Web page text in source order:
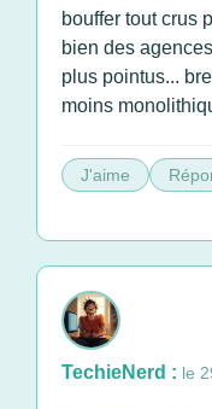
bouffer tout crus
bien des
plus pointus...
moins
J'aime
TechieNerd : le